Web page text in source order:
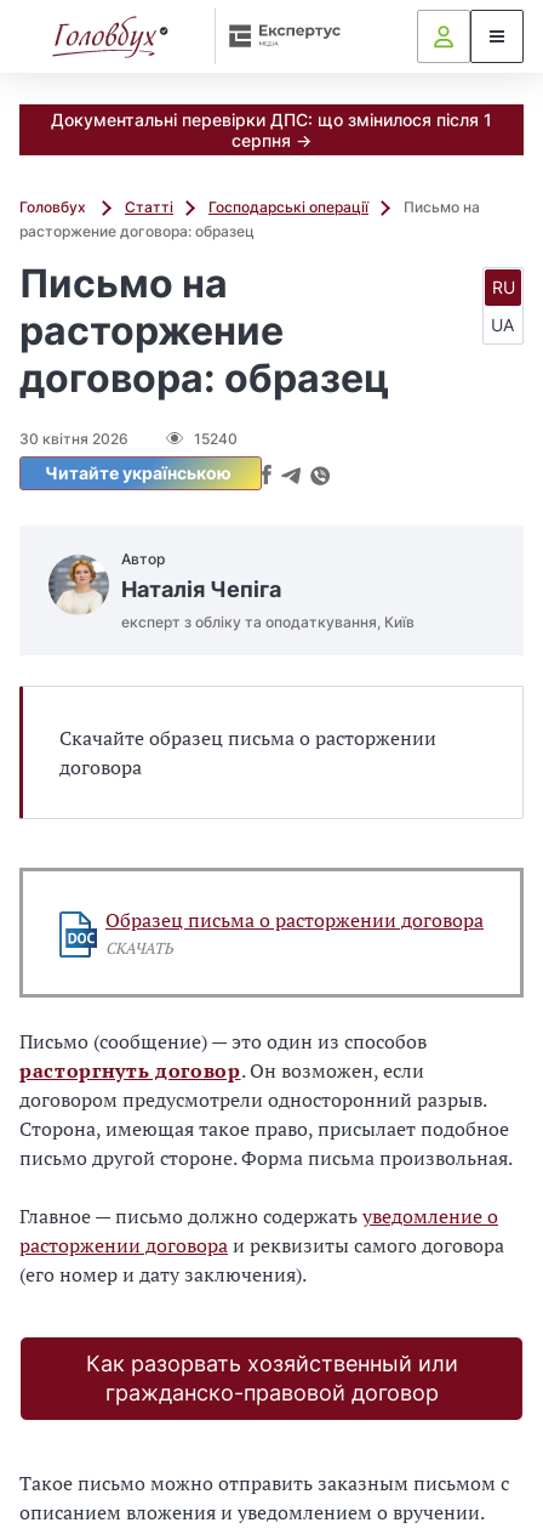
Документальні перевірки ДПС: що змінилося після 1
серпня →
Головбух Статті Господарські операції
Письмо на
расторжение договора: образец
Письмо на
расторжение
договора: образец
30 квітня 2026 15240
Читайте українською
RU
UA
Автор
Наталія Чепіга
експерт з обліку та оподаткування, Київ
Скачайте образец письма о расторжении
договора
Образец письма о расторжении договора
СКАЧАТЬ
Письмо (сообщение) — это один из способов
расторгнуть договор. Он возможен, если
договором предусмотрели односторонний разрыв.
Сторона, имеющая такое право, присылает подобное
письмо другой стороне. Форма письма произвольная.
Главное — письмо должно содержатьуведомление о
расторжении договораи реквизиты самого договора
(его номер и дату заключения).
Как разорвать хозяйственный или
гражданско-правовой договор
Такое письмо можно отправить заказным письмом с
описанием вложения и уведомлением о вручении.